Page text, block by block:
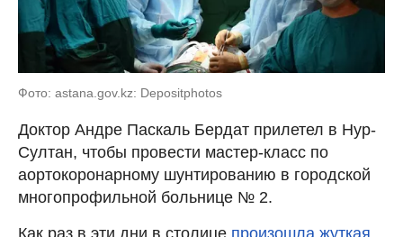
Фото: astana.gov.kz: Depositphotos
Доктор Андре Паскаль Бердат прилетел в Нур-
Султан, чтобы провести мастер-класс по
аортокоронарному шунтированию в городской
многопрофильной больнице № 2.